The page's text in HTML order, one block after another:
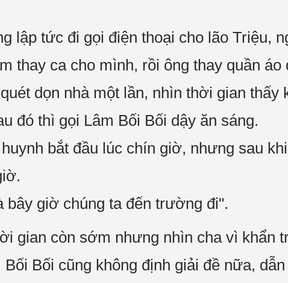
lập tức đi gọi điện thoại cho lão Triệu,
thay ca cho mình, rồi ông thay quần
dọn nhà một lần, nhìn thời gian thấy
đó thì gọi Lâm Bối Bối dậy ăn sáng.
bắt đầu lúc chín giờ, nhưng sau
bây giờ chúng ta đến trường đi".
gian còn sớm nhưng nhìn cha vì khẩn
Bối cũng không định giải đề nữa,